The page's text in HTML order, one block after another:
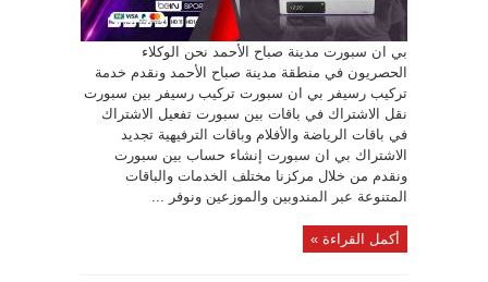
بي ان سبورت مدينة صباح الأحمد نحن الوكلاء
الحصريون في منطقة مدينة صباح الأحمد ونقدم خدمة
تركيب رسيفر بي ان سبورت تركيب رسيفر بين سبورت
نقل الاشتراك في باقات بين سبورت تفعيل الاشتراك
في باقات الرياضة والأفلام وباقات الترفيهية تجديد
الاشتراك بي ان سبورت إنشاء حساب بين سبورت
ونقدم من خلال مركزنا مختلف الخدمات والباقات
المتنوعة عبر المندوبين والموزعين ونوفر ...
أكمل القراءة »